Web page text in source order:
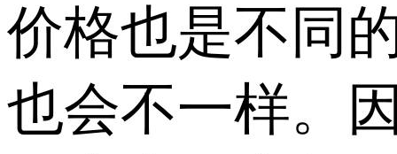
价格也是不同
也会不一样。